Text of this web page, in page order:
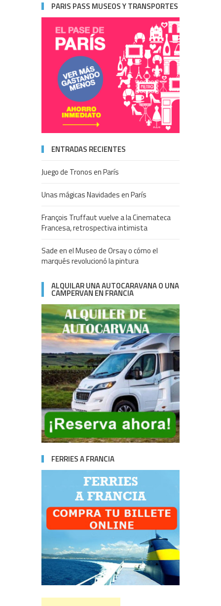
PARIS PASS MUSEOS Y TRANSPORTES
ENTRADAS RECIENTES
Juego de Tronos en París
Unas mágicas Navidades en París
François Truffaut vuelve a la Cinemateca
Francesa, retrospectiva intimista
Sade en el Museo de Orsay o cómo el
marqués revolucionó la pintura
ALQUILAR UNA AUTOCARAVANA O UNA
CAMPERVAN EN FRANCIA
FERRIES A FRANCIA